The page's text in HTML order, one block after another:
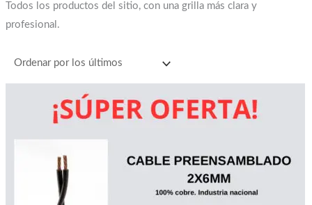
Todos los productos del sitio, con una grilla más clara y
profesional.